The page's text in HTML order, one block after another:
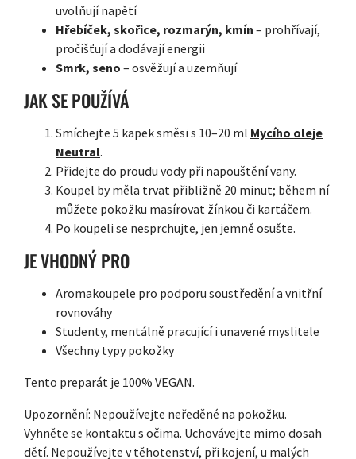
uvolňují napětí
Hřebíček, skořice, rozmarýn, kmín – prohřívají,
pročišťují a dodávají energii
Smrk, seno – osvěžují a uzemňují
JAK SE POUŽÍVÁ
Smíchejte 5 kapek směsi s 10–20 ml Mycího oleje
Neutral.
Přidejte do proudu vody při napouštění vany.
Koupel by měla trvat přibližně 20 minut; během ní
můžete pokožku masírovat žínkou či kartáčem.
Po koupeli se nesprchujte, jen jemně osušte.
JE VHODNÝ PRO
Aromakoupele pro podporu soustředění a vnitřní
rovnováhy
Studenty, mentálně pracující i unavené myslitele
Všechny typy pokožky
Tento preparát je 100% VEGAN.
Upozornění: Nepoužívejte neředěné na pokožku.
Vyhněte se kontaktu s očima. Uchovávejte mimo dosah
dětí. Nepoužívejte v těhotenství, při kojení, u malých